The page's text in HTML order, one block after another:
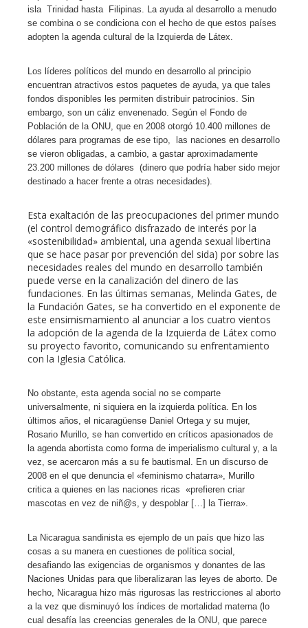
isla Trinidad hasta Filipinas. La ayuda al desarrollo a menudo
se combina o se condiciona con el hecho de que estos países
adopten la agenda cultural de la Izquierda de Látex.
Los líderes políticos del mundo en desarrollo al principio
encuentran atractivos estos paquetes de ayuda, ya que tales
fondos disponibles les permiten distribuir patrocinios. Sin
embargo, son un cáliz envenenado. Según el Fondo de
Población de la ONU, que en 2008 otorgó 10.400 millones de
dólares para programas de ese tipo, las naciones en desarrollo
se vieron obligadas, a cambio, a gastar aproximadamente
23.200 millones de dólares (dinero que podría haber sido mejor
destinado a hacer frente a otras necesidades).
Esta exaltación de las preocupaciones del primer mundo
(el control demográfico disfrazado de interés por la
«sostenibilidad» ambiental, una agenda sexual libertina
que se hace pasar por prevención del sida) por sobre las
necesidades reales del mundo en desarrollo también
puede verse en la canalización del dinero de las
fundaciones. En las últimas semanas, Melinda Gates, de
la Fundación Gates, se ha convertido en el exponente de
este ensimismamiento al anunciar a los cuatro vientos
la adopción de la agenda de la Izquierda de Látex como
su proyecto favorito, comunicando su enfrentamiento
con la Iglesia Católica.
No obstante, esta agenda social no se comparte
universalmente, ni siquiera en la izquierda política. En los
últimos años, el nicaragüense Daniel Ortega y su mujer,
Rosario Murillo, se han convertido en críticos apasionados de
la agenda abortista como forma de imperialismo cultural y, a la
vez, se acercaron más a su fe bautismal. En un discurso de
2008 en el que denuncia el «feminismo chatarra», Murillo
critica a quienes en las naciones ricas «prefieren criar
mascotas en vez de niñ@s, y despoblar […] la Tierra».
La Nicaragua sandinista es ejemplo de un país que hizo las
cosas a su manera en cuestiones de política social,
desafiando las exigencias de organismos y donantes de las
Naciones Unidas para que liberalizaran las leyes de aborto. De
hecho, Nicaragua hizo más rigurosas las restricciones al aborto
a la vez que disminuyó los índices de mortalidad materna (lo
cual desafía las creencias generales de la ONU, que parece